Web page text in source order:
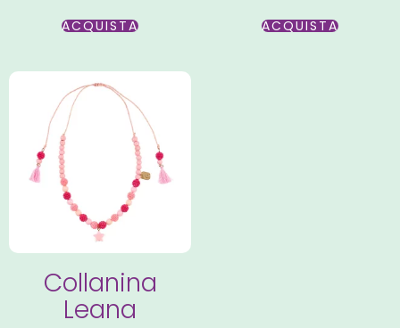
ACQUISTA
ACQUISTA
Collanina
Leana